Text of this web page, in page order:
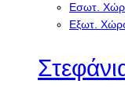
Εσωτ.
Εξωτ.